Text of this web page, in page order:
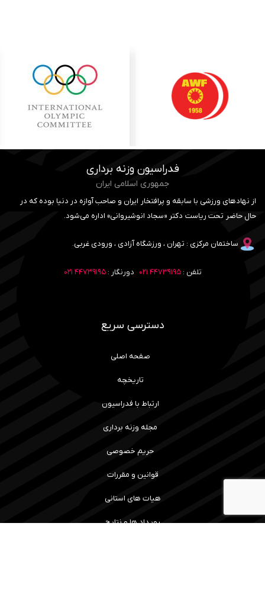
فدراسیون وزنه برداری
جمهوری اسلامی ایران
از نهادهای ورزشی با سابقه و پرافتخار ایران و صاحب آوازه در دنیا بوده که در
حال حاضر تحت ریاست دکتر «سجاد انوشیروانی» اداره می‌شود.
ساختمان مرکزی : تهران ، ورزشگاه آزادی ، ورودی غربی.
تلفن :۴۴۷۳۹۱۹۵ ۰۲۱ دورنگار :۴۴۷۳۹۱۹۵ ۰۲۱
دسترسی سریع
صفحه اصلی
تاریخچه
ارتباط با فدراسیون
مجله وزنه برداری
حریم خصوصی
قوانین و مقررات
هیات های استانی
رویداد ها و نتایج